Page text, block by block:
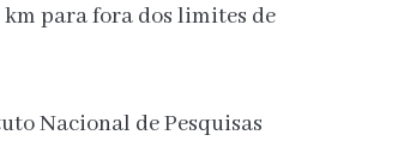
para fora dos limites de
Nacional de Pesquisas